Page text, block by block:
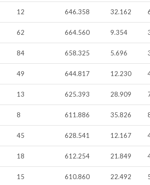
12 646.358 32.162
62 664.560 9.354
84 658.325 5.696
49 644.817 12.230
13 625.393 28.909
8 611.886 35.826
45 628.541 12.167
18 612.254 21.849
15 610.860 22.492